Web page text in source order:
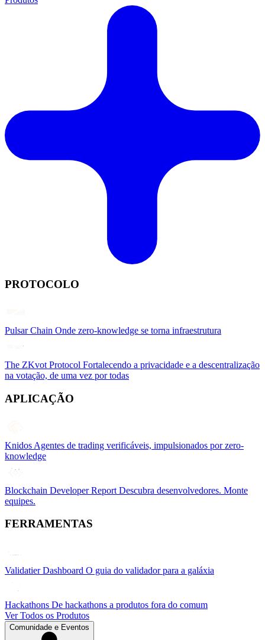
PROTOCOLO
Pulsar Chain Onde zero-knowledge se torna infraestrutura
The ZKvot Protocol Fortalecendo a privacidade e a descentralização
na votação, de uma vez por todas
APLICAÇÃO
Knidos Agentes de trading verificáveis, impulsionados por zero-
knowledge
Blockchain Developer Report Descubra desenvolvedores. Monte
equipes.
FERRAMENTAS
Validatier Dashboard O guia do validador para a galáxia
Hackathons De hackathons a produtos fora do comum
Ver Todos os Produtos
Comunidade e Eventos